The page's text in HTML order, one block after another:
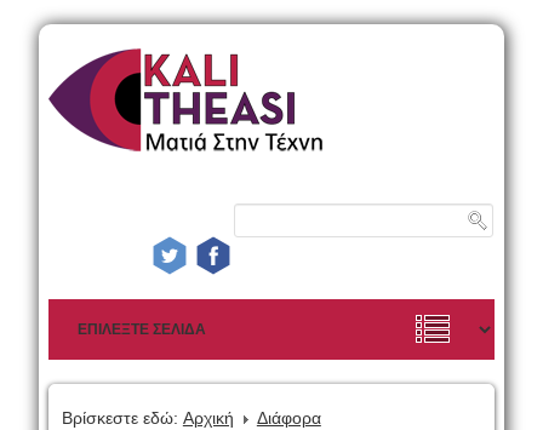
Βρίσκεστε εδώ: Αρχική Διάφορα